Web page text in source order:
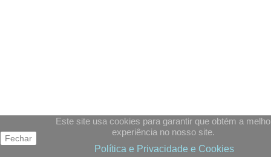
Fechar
Este site usa cookies para garantir que obtém a
experiência no nosso site.
Política e Privacidade e Cookies